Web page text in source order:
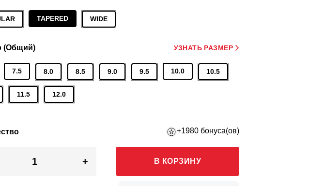
TAPERED WIDE
(Общий) УЗНАТЬ РАЗМЕР
7.5 8.0 8.5 9.0 9.5 10.0 10.5
11.5 12.0
+1980 бонуса(ов)
+ В КОРЗИНУ